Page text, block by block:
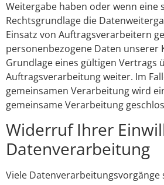
Weitergabe haben oder wenn eine
Rechtsgrundlage die
Einsatz von Auftragsverarbeitern
personenbezogene Daten unserer
Grundlage eines gültigen Vertrags
Auftragsverarbeitung weiter. Im
gemeinsamen Verarbeitung wird
gemeinsame Verarbeitung
Widerruf Ihrer
Datenverarbeitung
Viele